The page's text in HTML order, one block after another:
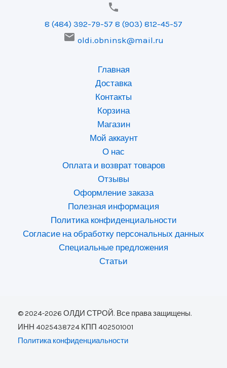

8 (484) 392-79-57 8 (903) 812-45-57
 oldi.obninsk@mail.ru
Главная
Доставка
Контакты
Корзина
Магазин
Мой аккаунт
О нас
Оплата и возврат товаров
Отзывы
Оформление заказа
Полезная информация
Политика конфиденциальности
Согласие на обработку персональных данных
Специальные предложения
Статьи
© 2024-2026 ОЛДИ СТРОЙ. Все права защищены.
ИНН 4025438724 КПП 402501001
Политика конфиденциальности